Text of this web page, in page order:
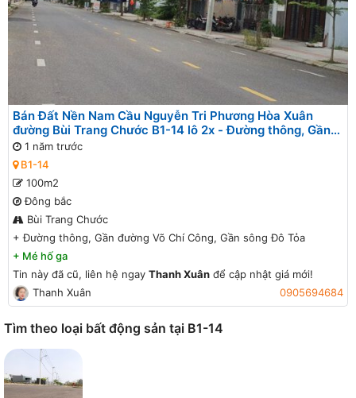
Bán Đất Nền Nam Cầu Nguyễn Tri Phương Hòa Xuân
đường Bùi Trang Chước B1-14 lô 2x - Đường thông, Gần
đường Võ Chí Công, Gần sông Đô Tỏa
1 năm trước
B1-14
100m2
Đông bắc
Bùi Trang Chước
+Đường thông, Gần đường Võ Chí Công, Gần sông Đô Tỏa
+ Mé hố ga
Tin này đã cũ, liên hệ ngay Thanh Xuân để cập nhật giá mới!
Thanh Xuân
0905694684
Tìm theo loại bất động sản tại B1-14